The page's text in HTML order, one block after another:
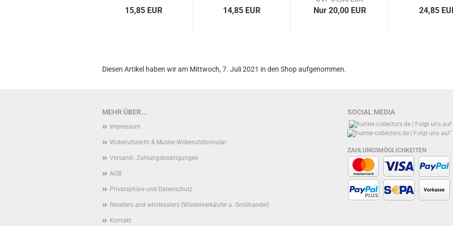
15,85 EUR 14,85 EUR Nur 20,00 EUR 24,85
Diesen Artikel haben wir am Mittwoch, 7. Juli 2021 in den Shop aufgenommen.
MEHR ÜBER...
Impressum
Widerrufsrecht & Muster-Widerrufsformular
Versand-, Zahlungsbedingungen
AGB
Privatsphäre und Datenschutz
Resellers and wholesalers (Wiederverkäufer u. Großhandel)
Kontakt
SOCIAL MEDIA
ZAHLUNGSMÖGLICHKEITEN